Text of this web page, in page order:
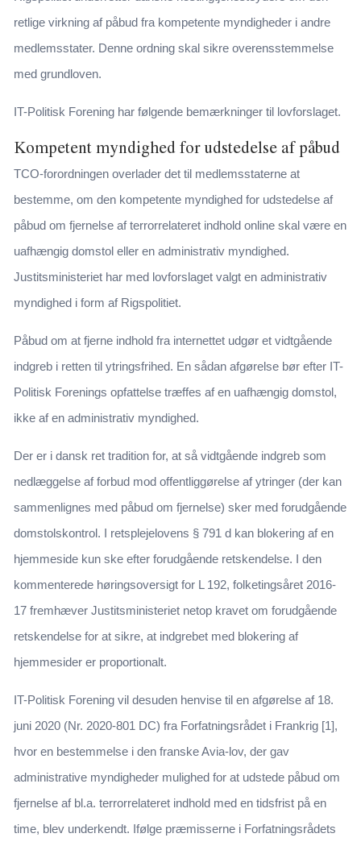
retlige virkning af påbud fra kompetente myndigheder i andre
medlemsstater. Denne ordning skal sikre overensstemmelse
med grundloven.
IT-Politisk Forening har følgende bemærkninger til lovforslaget.
Kompetent myndighed for udstedelse af påbud
TCO-forordningen overlader det til medlemsstaterne at
bestemme, om den kompetente myndighed for udstedelse af
påbud om fjernelse af terrorrelateret indhold online skal være en
uafhængig domstol eller en administrativ myndighed.
Justitsministeriet har med lovforslaget valgt en administrativ
myndighed i form af Rigspolitiet.
Påbud om at fjerne indhold fra internettet udgør et vidtgående
indgreb i retten til ytringsfrihed. En sådan afgørelse bør efter IT-
Politisk Forenings opfattelse træffes af en uafhængig domstol,
ikke af en administrativ myndighed.
Der er i dansk ret tradition for, at så vidtgående indgreb som
nedlæggelse af forbud mod offentliggørelse af ytringer (der kan
sammenlignes med påbud om fjernelse) sker med forudgående
domstolskontrol. I retsplejelovens § 791 d kan blokering af en
hjemmeside kun ske efter forudgående retskendelse. I den
kommenterede høringsoversigt for L 192, folketingsåret 2016-
17 fremhæver Justitsministeriet netop kravet om forudgående
retskendelse for at sikre, at indgrebet med blokering af
hjemmesider er proportionalt.
IT-Politisk Forening vil desuden henvise til en afgørelse af 18.
juni 2020 (Nr. 2020-801 DC) fra Forfatningsrådet i Frankrig [1],
hvor en bestemmelse i den franske Avia-lov, der gav
administrative myndigheder mulighed for at udstede påbud om
fjernelse af bl.a. terrorrelateret indhold med en tidsfrist på en
time, blev underkendt. Ifølge præmisserne i Forfatningsrådets